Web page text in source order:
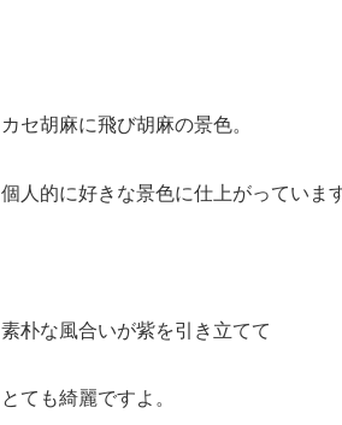
カセ胡麻に飛び胡麻の景色。
個人的に好きな景色に仕上がっています
素朴な風合いが紫を引き立てて
とても綺麗ですよ。